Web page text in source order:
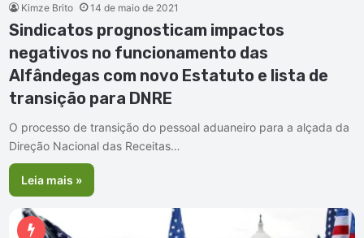
Kimze Brito 14 de maio de 2021
Sindicatos prognosticam impactos
negativos no funcionamento das
Alfândegas com novo Estatuto e lista de
transição para DNRE
O processo de transição do pessoal aduaneiro para a alçada da
Direção Nacional das Receitas…
Leia mais »